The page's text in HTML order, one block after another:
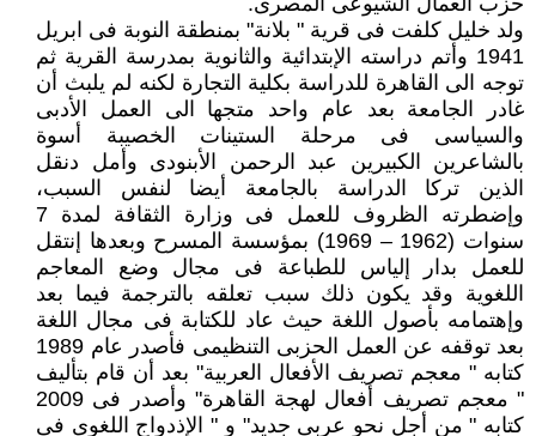
ولد خليل كلفت فى قرية " بلانة" بمنطقة النوبة فى ابريل
1941 وأتم دراسته الإبتدائية والثانوية بمدرسة القرية ثم
توجه الى القاهرة للدراسة بكلية التجارة لكنه لم يلبث أن
غادر الجامعة بعد عام واحد متجها الى العمل الأدبى
والسياسى فى مرحلة الستينات الخصيبة أسوة
بالشاعرين الكبيرين عبد الرحمن الأبنودى وأمل دنقل
الذين تركا الدراسة بالجامعة أيضا لنفس السبب،
وإضطرته الظروف للعمل فى وزارة الثقافة لمدة 7
سنوات (1962 – 1969) بمؤسسة المسرح وبعدها إنتقل
للعمل بدار إلياس للطباعة فى مجال وضع المعاجم
اللغوية وقد يكون ذلك سبب تعلقه بالترجمة فيما بعد
وإهتمامه بأصول اللغة حيث عاد للكتابة فى مجال اللغة
بعد توقفه عن العمل الحزبى التنظيمى فأصدر عام 1989
كتابه " معجم تصريف الأفعال العربية" بعد أن قام بتأليف
" معجم تصريف أفعال لهجة القاهرة" وأصدر فى 2009
كتابه " من أجل نحو عربى جديد" و " الإذدواج اللغوى فى